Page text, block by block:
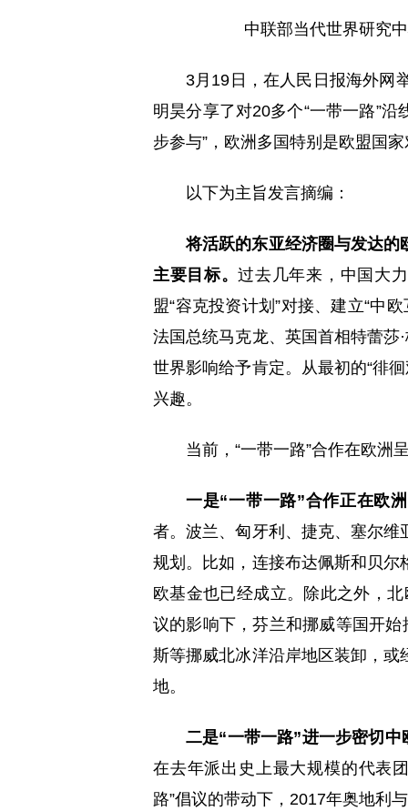
中联部当代世界研究
3月19日，在人民日报海外网
明昊分享了对20多个“一带一路”
步参与”，欧洲多国特别是欧盟国
以下为主旨发言摘编：
将活跃的东亚经济圈与发达的
主要目标。过去几年来，中国大
盟“容克投资计划”对接、建立“中
法国总统马克龙、英国首相特蕾莎
世界影响给予肯定。从最初的“徘
兴趣。
当前，“一带一路”合作在欧洲
一是“一带一路”合作正在欧
者。波兰、匈牙利、捷克、塞尔
规划。比如，连接布达佩斯和贝
欧基金也已经成立。除此之外，
议的影响下，芬兰和挪威等国开
斯等挪威北冰洋沿岸地区装卸，
地。
二是“一带一路”进一步密切中
在去年派出史上最大规模的代表
路”倡议的带动下，2017年奥地利